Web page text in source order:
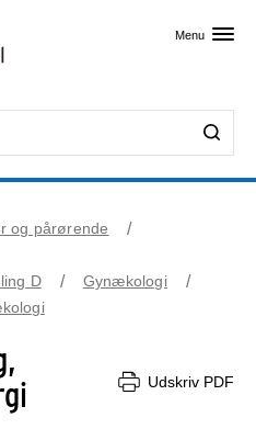
Menu
og pårørende
D
Gynækologi
Udskriv PDF